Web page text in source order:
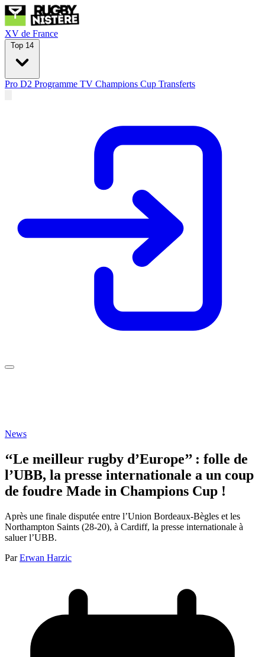
XV de France
Top 14
Pro D2 Programme TV Champions Cup Transferts
News
‘‘Le meilleur rugby d’Europe’’ : folle de
l’UBB, la presse internationale a un coup
de foudre Made in Champions Cup !
Après une finale disputée entre l’Union Bordeaux-Bègles et les
Northampton Saints (28-20), à Cardiff, la presse internationale à
saluer l’UBB.
Par Erwan Harzic